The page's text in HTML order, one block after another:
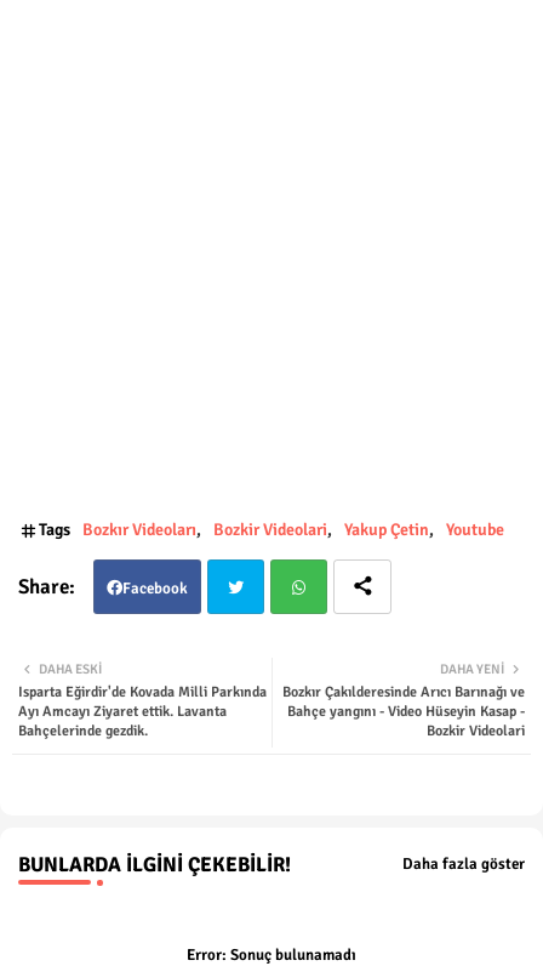
Tags Bozkır Videoları Bozkir Videolari Yakup Çetin Youtube
Facebook
ter tsap
DAHA YENI
Bozkır Çakılderesinde Arıcı Barınağı ve
Bahçe yangını - Video Hüseyin Kasap -
Bozkir Videolari
DAHA ESKI
Isparta Eğirdir'de Kovada Milli Parkında
Ayı Amcayı Ziyaret ettik. Lavanta
Bahçelerinde gezdik.
BUNLARDA İLGINI ÇEKEBILIR! Daha fazla göster
Error: Sonuç bulunamadı